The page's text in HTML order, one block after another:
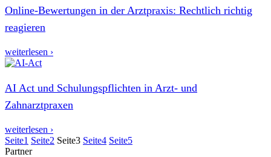
Online-Bewertungen in der Arztpraxis: Rechtlich richtig
reagieren
weiterlesen ›
AI Act und Schulungspflichten in Arzt- und
Zahnarztpraxen
weiterlesen ›
Seite1 Seite2 Seite3 Seite4 Seite5
Partner